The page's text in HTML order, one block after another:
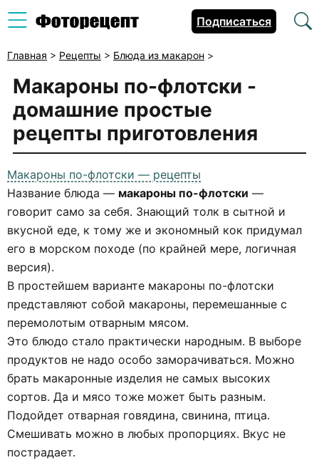
Подписаться
Главная > Рецепты > Блюда из макарон >
Макароны по-флотски -
домашние простые
рецепты приготовления
Макароны по-флотски — рецепты
Название блюда — макароны по-флотски —
говорит само за себя. Знающий толк в сытной и
вкусной еде, к тому же и экономный кок придумал
его в морском походе (по крайней мере, логичная
версия).
В простейшем варианте макароны по-флотски
представляют собой макароны, перемешанные с
перемолотым отварным мясом.
Это блюдо стало практически народным. В выборе
продуктов не надо особо заморачиваться. Можно
брать макаронные изделия не самых высоких
сортов. Да и мясо тоже может быть разным.
Подойдет отварная говядина, свинина, птица.
Смешивать можно в любых пропорциях. Вкус не
пострадает.